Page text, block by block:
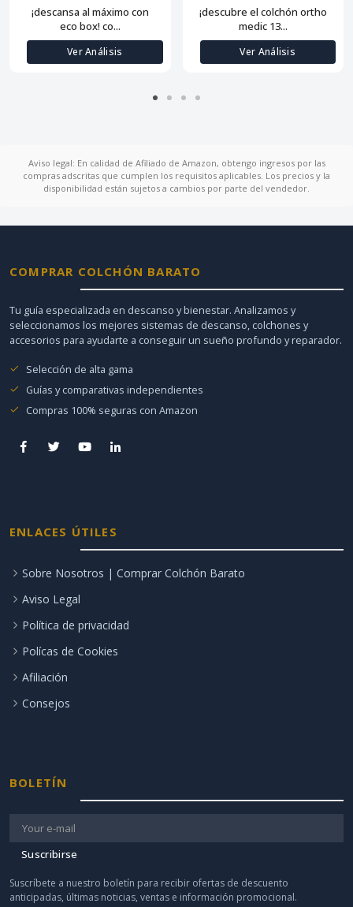
¡descansa al máximo con
eco box! co...
Ver Análisis
¡descubre el colchón ortho
medic 13...
Ver Análisis
Aviso legal: En calidad de Afiliado de Amazon, obtengo ingresos por las
compras adscritas que cumplen los requisitos aplicables. Los precios y la
disponibilidad están sujetos a cambios por parte del vendedor.
COMPRAR COLCHÓN BARATO
Tu guía especializada en descanso y bienestar. Analizamos y
seleccionamos los mejores sistemas de descanso, colchones y
accesorios para ayudarte a conseguir un sueño profundo y reparador.
Selección de alta gama
Guías y comparativas independientes
Compras 100% seguras con Amazon
ENLACES ÚTILES
Sobre Nosotros | Comprar Colchón Barato
Aviso Legal
Política de privacidad
Polícas de Cookies
Afiliación
Consejos
BOLETÍN
Suscribirse
Suscríbete a nuestro boletín para recibir ofertas de descuento
anticipadas, últimas noticias, ventas e información promocional.